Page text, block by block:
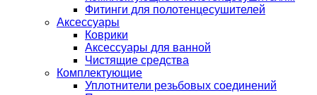
Фитинги для полотенцесушителей
Аксессуары
Коврики
Аксессуары для ванной
Чистящие средства
Комплектующие
Уплотнители резьбовых соединений